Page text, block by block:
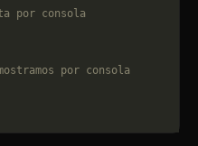
por consola
por consola